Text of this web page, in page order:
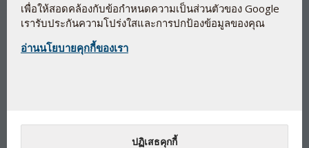
ในรูปแบบยูบิควิโนน
เพื่อให้สอดคล้องกับข้อกำหนดความเป็นส่วนตัวของ Google
เรารับประกันความโปร่งใสและการปกป้องข้อมูลของคุณ
อ่านนโยบายคุกกี้ของเรา
ปฏิเสธคุกกี้